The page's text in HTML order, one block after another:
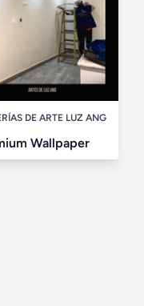
DE ARTE LUZ ANG
Wallpaper